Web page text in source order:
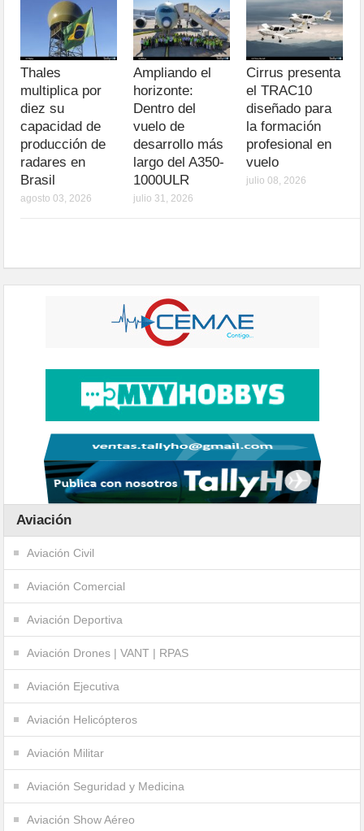
Thales
multiplica por
diez su
capacidad de
producción de
radares en
Brasil
agosto 03, 2026
Ampliando el
horizonte:
Dentro del
vuelo de
desarrollo más
largo del A350-
1000ULR
julio 31, 2026
Cirrus presenta
el TRAC10
diseñado para
la formación
profesional en
vuelo
julio 08, 2026
Aviación
Aviación Civil
Aviación Comercial
Aviación Deportiva
Aviación Drones | VANT | RPAS
Aviación Ejecutiva
Aviación Helicópteros
Aviación Militar
Aviación Seguridad y Medicina
Aviación Show Aéreo